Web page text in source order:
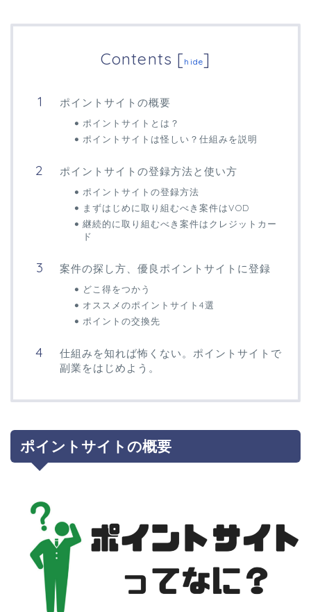
Contents [hide]
ポイントサイトの概要
ポイントサイトとは？
ポイントサイトは怪しい？仕組みを説明
ポイントサイトの登録方法と使い方
ポイントサイトの登録方法
まずはじめに取り組むべき案件はVOD
継続的に取り組むべき案件はクレジットカー
ド
案件の探し方、優良ポイントサイトに登録
どこ得をつかう
オススメのポイントサイト4選
ポイントの交換先
仕組みを知れば怖くない。ポイントサイトで
副業をはじめよう。
ポイントサイトの概要